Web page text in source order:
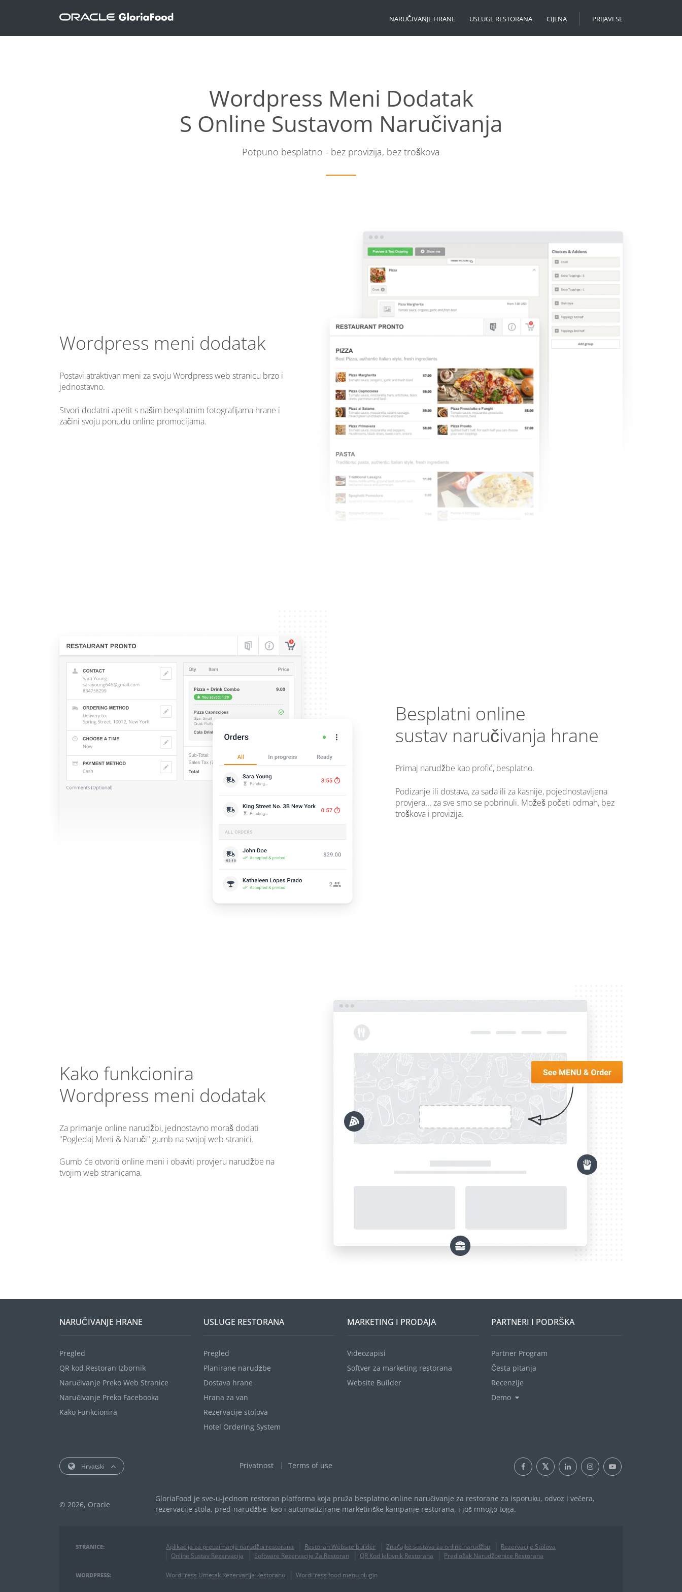
NARUČIVANJE HRANE USLUGE RESTORANA CIJENA PRIJAVI SE
Wordpress Meni Dodatak
S Online Sustavom Naručivanja
Potpuno besplatno - bez provizija, bez troškova
Wordpress meni dodatak
Postavi atraktivan meni za svoju Wordpress web stranicu brzo i
jednostavno.
Stvori dodatni apetit s našim besplatnim fotografijama hrane i
začini svoju ponudu online promocijama.
Besplatni online
sustav naručivanja hrane
Primaj narudžbe kao profić, besplatno.
Podizanje ili dostava, za sada ili za kasnije, pojednostavljena
provjera... za sve smo se pobrinuli. Možeš početi odmah, bez
troškova i provizija.
Kako funkcionira
Wordpress meni dodatak
Za primanje online narudžbi, jednostavno moraš dodati
"Pogledaj Meni & Naruči" gumb na svojoj web stranici.
Gumb će otvoriti online meni i obaviti provjeru narudžbe na
tvojim web stranicama.
NARUČIVANJE HRANE
Pregled
QR kod Restoran Izbornik
Naručivanje Preko Web Stranice
Naručivanje Preko Facebooka
Kako Funkcionira
USLUGE RESTORANA
Pregled
Planirane narudžbe
Dostava hrane
Hrana za van
Rezervacije stolova
Hotel Ordering System
MARKETING I PRODAJA
Videozapisi
Softver za marketing restorana
Website Builder
PARTNERI I PODRŠKA
Partner Program
Česta pitanja
Recenzije
Demo
Hrvatski Privatnost Terms of use
© 2026, Oracle
GloriaFood je sve-u-jednom restoran platforma koja pruža besplatno online naručivanje za restorane za isporuku, odvoz i večera,
rezervacije stola, pred-narudžbe, kao i automatizirane marketinške kampanje restorana, i još mnogo toga.
STRANICE: Aplikacija za preuzimanje narudžbi restorana Restoran Website builder Značajke sustava za online narudžbu
Rezervacije Stolova
Online Sustav Rezervacija
Software Rezervacije Za Restoran QR Kod Jelovnik Restorana Predložak Narudžbenice Restorana
WORDPRESS: WordPress Umetak Rezervacije Restoranu WordPress food menu plugin